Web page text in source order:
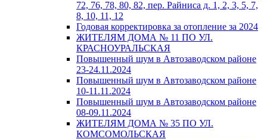
72, 76, 78, 80, 82, пер. Райниса д. 1, 2, 3, 5, 7,
8, 10, 11, 12
Годовая корректировка за отопление за 2024
ЖИТЕЛЯМ ДОМА № 11 ПО УЛ.
КРАСНОУРАЛЬСКАЯ
Повышенный шум в Автозаводском районе
23-24.11.2024
Повышенный шум в Автозаводском районе
10-11.11.2024
Повышенный шум в Автозаводском районе
08-09.11.2024
ЖИТЕЛЯМ ДОМА № 35 ПО УЛ.
КОМСОМОЛЬСКАЯ